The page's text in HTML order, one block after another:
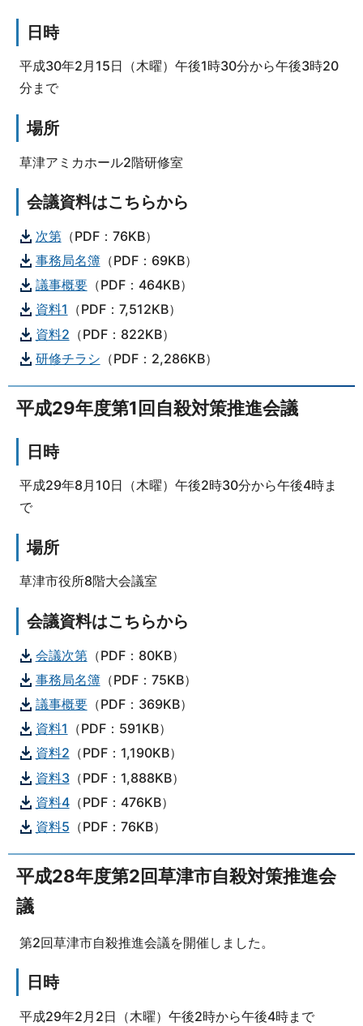
日時
平成30年2月15日（木曜）午後1時30分から午後3時20
分まで
場所
草津アミカホール2階研修室
会議資料はこちらから
次第（PDF：76KB）
事務局名簿（PDF：69KB）
議事概要（PDF：464KB）
資料1 （PDF：7,512KB）
資料2 （PDF：822KB）
研修チラシ （PDF：2,286KB）
平成29年度第1回自殺対策推進会議
日時
平成29年8月10日（木曜）午後2時30分から午後4時ま
で
場所
草津市役所8階大会議室
会議資料はこちらから
会議次第（PDF：80KB）
事務局名簿（PDF：75KB）
議事概要（PDF：369KB）
資料1 （PDF：591KB）
資料2 （PDF：1,190KB）
資料3（PDF：1,888KB）
資料4（PDF：476KB）
資料5 （PDF：76KB）
平成28年度第2回草津市自殺対策推進会
議
第2回草津市自殺推進会議を開催しました。
日時
平成29年2月2日（木曜）午後2時から午後4時まで